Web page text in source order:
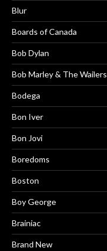
Blur
Boards of Canada
Bob Dylan
Bob Marley & The Wailers
Bodega
Bon Iver
Bon Jovi
Boredoms
Boston
Boy George
Brainiac
Brand New